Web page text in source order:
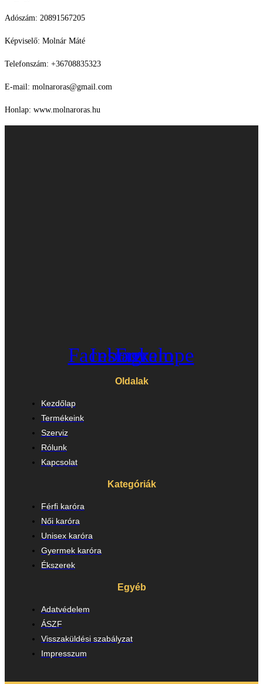
Adószám: 20891567205
Képviselő: Molnár Máté
Telefonszám: +36708835323
E-mail: molnaroras@gmail.com
Honlap: www.molnaroras.hu
Facebook
Instagram
Envelope
Oldalak
Kezdőlap
Termékeink
Szerviz
Rólunk
Kapcsolat
Kategóriák
Férfi karóra
Női karóra
Unisex karóra
Gyermek karóra
Ékszerek
Egyéb
Adatvédelem
ÁSZF
Visszaküldési szabályzat
Impresszum